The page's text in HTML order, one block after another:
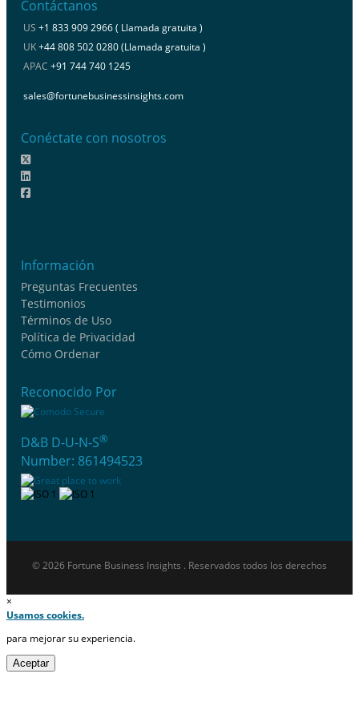
Contáctanos
US +1 833 909 2966 ( Llamada gratuita )
UK+44 808 502 0280 (Llamada gratuita )
APAC +91 744 740 1245
sales@fortunebusinessinsights.com
Conéctate con nosotros
Información
Preguntas Frecuentes
Testimonios
Términos de Uso
Política de Privacidad
Cómo Ordenar
Reconocido Por
D&B D-U-N-S®
Number: 861494523
© 2026 Fortune Business Insights . Reservados todos los derechos
×
Usamos cookies.
para mejorar su experiencia.
Aceptar